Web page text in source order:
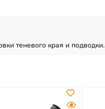
теневого края и подводки.